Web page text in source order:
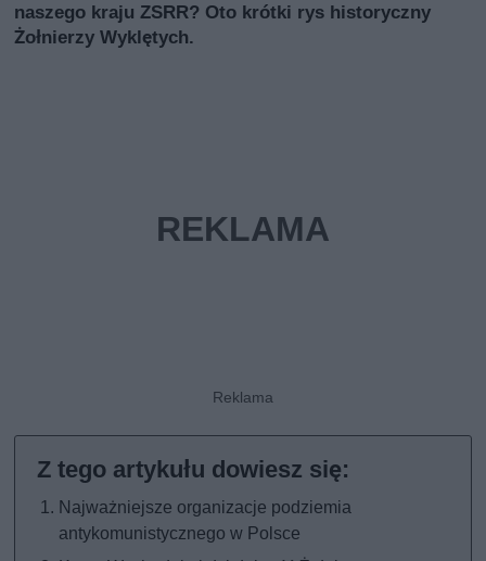
naszego kraju ZSRR? Oto krótki rys historyczny
Żołnierzy Wyklętych.
Najważniejsze organizacje podziemia
antykomunistycznego w Polsce